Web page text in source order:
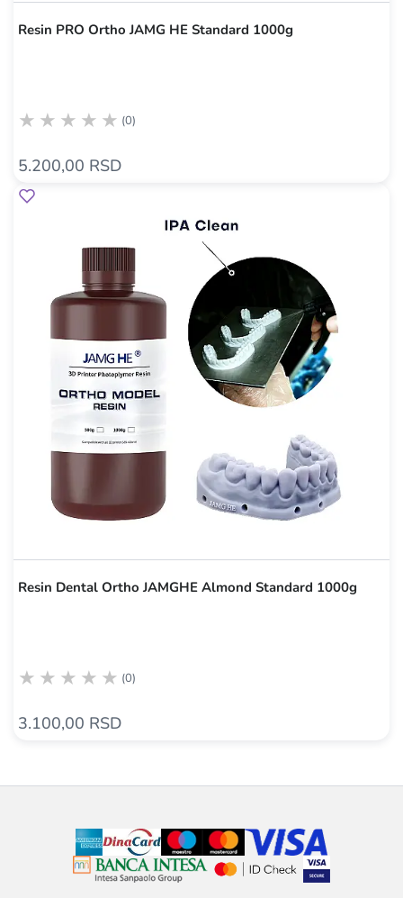
Resin PRO Ortho JAMG HE Standard 1000g
(0)
5.200,00 RSD
Resin Dental Ortho JAMGHE Almond Standard 1000g
(0)
3.100,00 RSD